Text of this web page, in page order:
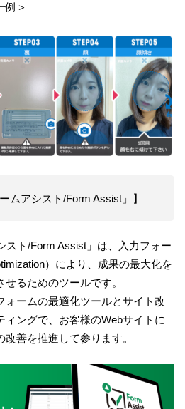
例＞
ムアシスト/Form Assist」】
スト/Form Assist」は、入力フォー
）により、成果の最大化を
るためのツールです。
ォームの最適化ツールとサイト改
ィングで、お客様のWebサイトに
善を推進して参ります。